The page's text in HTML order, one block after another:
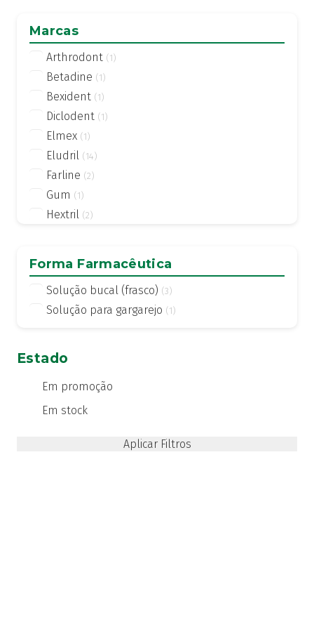
Marcas
Arthrodont (1)
Betadine (1)
Bexident (1)
Diclodent (1)
Elmex (1)
Eludril (14)
Farline (2)
Gum (1)
Hextril (2)
Periogard (2)
Vitis (5)
Xeros Dentaid (1)
Forma Farmacêutica
Solução bucal (frasco) (3)
Solução para gargarejo (1)
Estado
Em promoção
Em stock